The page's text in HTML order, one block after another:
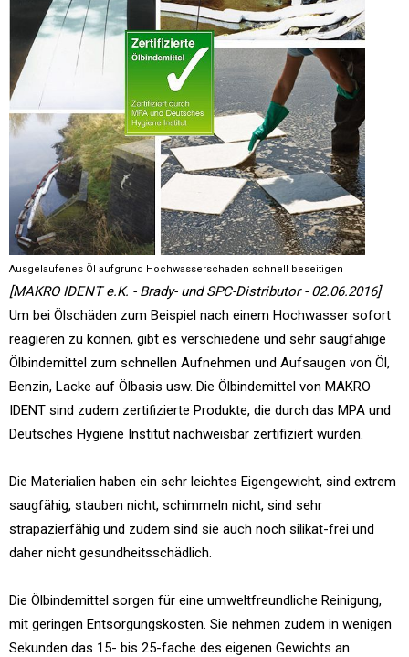
Ausgelaufenes Öl aufgrund Hochwasserschaden schnell beseitigen
[MAKRO IDENT e.K. - Brady- und SPC-Distributor - 02.06.2016]
Um bei Ölschäden zum Beispiel nach einem Hochwasser sofort
reagieren zu können, gibt es verschiedene und sehr saugfähige
Ölbindemittel zum schnellen Aufnehmen und Aufsaugen von Öl,
Benzin, Lacke auf Ölbasis usw. Die Ölbindemittel von MAKRO
IDENT sind zudem zertifizierte Produkte, die durch das MPA und
Deutsches Hygiene Institut nachweisbar zertifiziert wurden.
Die Materialien haben ein sehr leichtes Eigengewicht, sind extrem
saugfähig, stauben nicht, schimmeln nicht, sind sehr
strapazierfähig und zudem sind sie auch noch silikat-frei und
daher nicht gesundheitsschädlich.
Die Ölbindemittel sorgen für eine umweltfreundliche Reinigung,
mit geringen Entsorgungskosten. Sie nehmen zudem in wenigen
Sekunden das 15- bis 25-fache des eigenen Gewichts an